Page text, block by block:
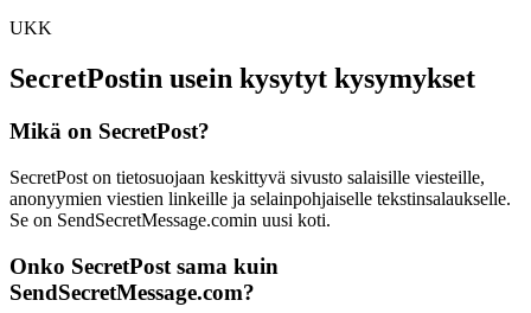
UKK
SecretPostin usein kysytyt kysymykset
Mikä on SecretPost?
SecretPost on tietosuojaan keskittyvä sivusto salaisille viesteille,
anonyymien viestien linkeille ja selainpohjaiselle tekstinsalaukselle.
Se on SendSecretMessage.comin uusi koti.
Onko SecretPost sama kuin
SendSecretMessage.com?